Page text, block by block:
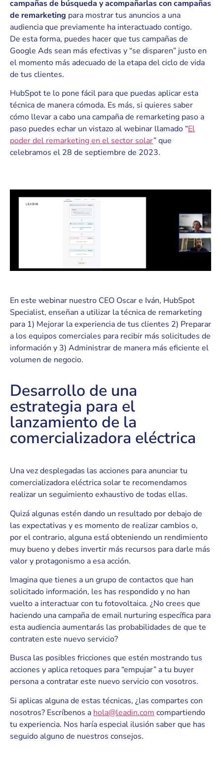
campañas de búsqueda y acompañarlas con campañas
de remarketing para mostrar tus anuncios a una
audiencia que previamente ha interactuado contigo.
De esta forma, puedes hacer que tus campañas de
Google Ads sean más efectivas y “se disparen” justo en
el momento más adecuado de la etapa del ciclo de vida
de tus clientes.
HubSpot te lo pone fácil para que puedas aplicar esta
técnica de manera cómoda. Es más, si quieres saber
cómo llevar a cabo una campaña de remarketing paso a
paso puedes echar un vistazo al webinar llamado “El
poder del remarketing en el sector solar” que
celebramos el 28 de septiembre de 2023.
En este webinar nuestro CEO Oscar e Iván, HubSpot
Specialist, enseñan a utilizar la técnica de remarketing
para 1) Mejorar la experiencia de tus clientes 2) Preparar
a los equipos comerciales para recibir más solicitudes de
información y 3) Administrar de manera más eficiente el
volumen de negocio.
Desarrollo de una
estrategia para el
lanzamiento de la
comercializadora eléctrica
Una vez desplegadas las acciones para anunciar tu
comercializadora eléctrica solar te recomendamos
realizar un seguimiento exhaustivo de todas ellas.
Quizá algunas estén dando un resultado por debajo de
las expectativas y es momento de realizar cambios o,
por el contrario, alguna está obteniendo un rendimiento
muy bueno y debes invertir más recursos para darle más
valor y protagonismo a esa acción.
Imagina que tienes a un grupo de contactos que han
solicitado información, les has respondido y no han
vuelto a interactuar con tu fotovoltaica. ¿No crees que
haciendo una campaña de email nurturing específica para
esta audiencia aumentarás las probabilidades de que te
contraten este nuevo servicio?
Busca las posibles fricciones que estén mostrando tus
acciones y aplica retoques para “empujar” a tu buyer
persona a contratar este nuevo servicio con vosotros.
Si aplicas alguna de estas técnicas, ¿las compartes con
nosotros? Escríbenos a hola@leadin.com compartiendo
tu experiencia. Nos haría especial ilusión saber que has
seguido alguno de nuestros consejos.